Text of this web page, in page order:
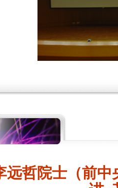
远哲院士（前